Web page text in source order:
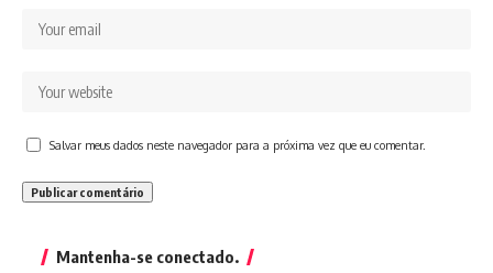
Salvar meus dados neste navegador para a próxima vez que eu comentar.
Mantenha-se conectado.